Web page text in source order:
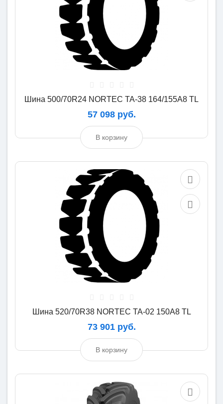
Шина 500/70R24 NORTEC TA-38 164/155A8 TL
57 098 руб.
В корзину
Шина 520/70R38 NORTEC TA-02 150A8 TL
73 901 руб.
В корзину